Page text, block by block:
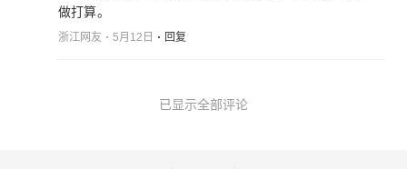
做打算。
浙江网友 5月12日 回复
已显示全部评论